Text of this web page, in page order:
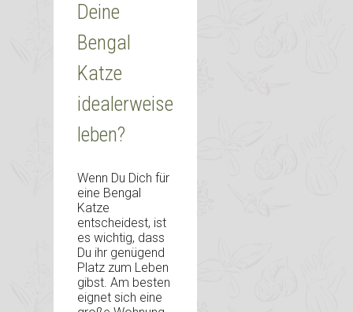
Deine
Bengal
Katze
idealerweise
leben?
Wenn Du Dich für
eine Bengal
Katze
entscheidest, ist
es wichtig, dass
Du ihr genügend
Platz zum Leben
gibst. Am besten
eignet sich eine